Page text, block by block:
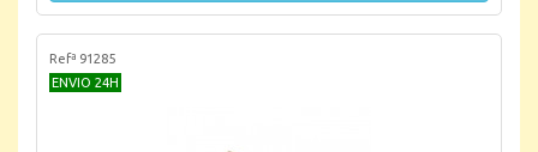
Refª 91285
ENVIO 24H